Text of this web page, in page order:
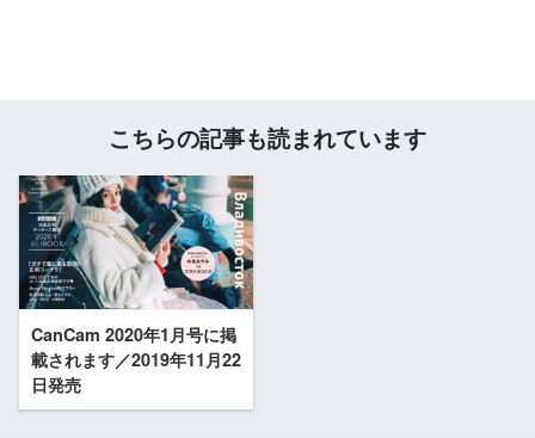
こちらの記事も読まれています
CanCam 2020年1月号に掲
載されます／2019年11月22
日発売